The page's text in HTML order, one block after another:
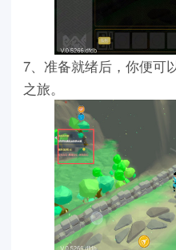
7、准备就绪后，你便可
之旅。